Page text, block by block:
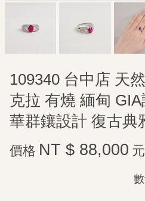
109340 台中店 天
克拉 有燒 緬甸
華群鑲設計 復古典
價格 NT $ 88,000 元